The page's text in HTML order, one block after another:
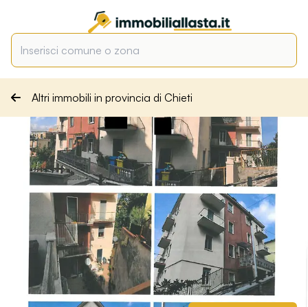
Altri immobili in provincia di Chieti